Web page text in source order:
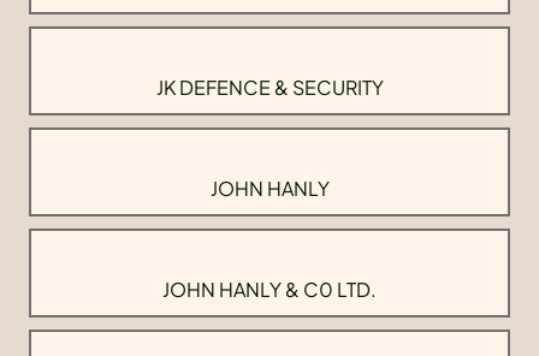
JK DEFENCE & SECURITY
JOHN HANLY
JOHN HANLY & C0 LTD.